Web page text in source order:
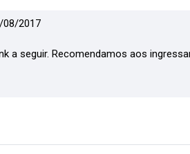
08/2017
seguir. Recomendamos aos